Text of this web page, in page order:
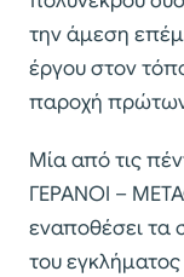
την άμεση
έργου στον
παροχή
Μία από τις
ΓΕΡΑΝΟΙ –
εναποθέσει τα
του